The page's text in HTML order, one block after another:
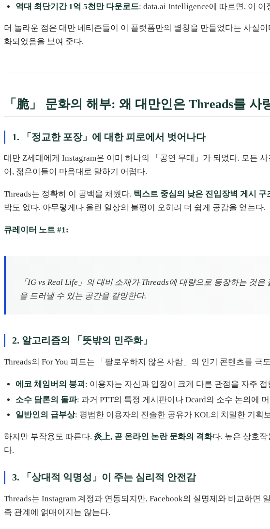
역대 최단기간 1억 5천만 다운로드: data.ai Intelligence에 따르면, 이
더 놀라운 점은 대만 네티즌들이 이 플랫폼만의 별칭을 만들었다는 사실이
화되었음을 보여 준다.
「脆」 문화의 해부: 왜 대만인은 Threads를 사
1. 「정교한 포장」에 대한 피로에서 벗어나다
대만 Z세대에게 Instagram은 이미 하나의 「공연 무대」가 되었다. 모든
어, 젊은이들이 마음대로 말하기 어렵다.
Threads는 정확히 이 공백을 채웠다. 텍스트 중심의 낮은 진입장벽 게시 구
박도 없다. 아무렇게나 올린 일상의 불평이 오히려 더 쉽게 공감을 얻는다.
큐레이터 노트 #1:
「IG vs Real Life」의 대비 소재가 Threads에 대량으로 등장하는
을 드러낼 수 있는 공간을 갈망한다.
2. 알고리즘의 「뜻밖의 민주화」
Threads의 For You 피드는 「팔로우하지 않은 사람」의 인기 콘텐츠를
에코 체임버의 붕괴 : 이용자는 자신과 입장이 크게 다른 관점을 자주 접
소수 담론의 돌파: 과거 PTT의 특정 게시판이나 Dcard의 소수 논의에
일반인의 급부상: 평범한 이용자의 진솔한 공유가 KOL의 치밀한 기획
하지만 부작용도 따른다. 炎上, 곧 온라인 논란 문화의 격화다. 높은 상호
다.
3. 「상대적 익명성」이 주는 심리적 안전감
Threads는 Instagram 계정과 연동되지만, Facebook의 실명제와 비교하
족 관계에 얽매이지는 않는다.